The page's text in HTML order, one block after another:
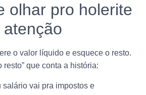
olhar pro holerite
o valor líquido e esquece o resto.
resto” que conta a história:
salário vai pra impostos e